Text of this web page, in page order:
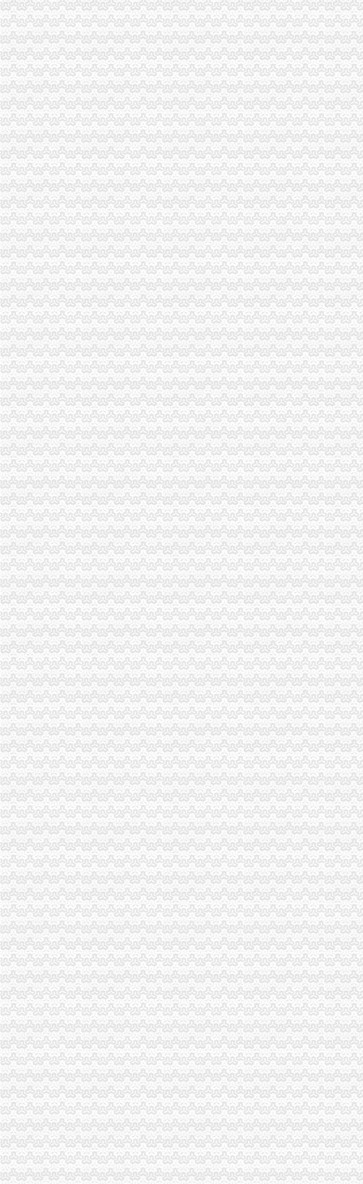
龙溪大道开汽车公司,凤池村开保险柜换电话-广州58同城
关于中国平安人寿保险股份有限公司惠州中心支公司龙溪营业部开业的
龙溪：“万得凯”开足马力续创开门红--玉环新闻网
龙溪公司,龙溪防盗门换芯-久久信息网
经开区启动龙溪石材产业园建设
渝北区龙溪修公司,上门安装具,修换-久久信息网
龙溪是关节轴承之龙头企业,14年加大研发,赴美国设立公司,取经高
重庆市渝北龙溪开陵路71号重庆环新国际会议展览中心（）-
龙溪祝氏世谱开谱庆典-美篇
【58同城】广州荔湾龙溪验资开户服务_验资开户公司_验资开户办理
重庆具公司重庆龙溪修换销售安装指纹密码-直辖市重庆
龙溪换芯＂龙溪大道专业开汽车保险柜-广州58同城
龙溪股份拟3万美元设立龙轴美国公司_东方财富网
龙溪换服务,龙溪周边防盗门汽车保险柜文件柜-龙溪
商家频道-想在龙溪开个寿司奶茶店-龙溪社区网-PoweredbyDiscuz!
龙溪股份设立合营公司投资滚动功能部件项目_焦点_新浪财经_新
【供应渝北龙溪热线,装修换】价格,厂家
龙溪拆除拆迁公司的电话是多少-供应信息-环球经贸网
【58同城】重庆渝北龙溪公司注销服务_公司注销代理_公司注销费用
招商银行--龙溪股份（）关于出资设立全资子公司的公告
【龙溪镇三室二厅住房出租平街一楼适于开公司做库房和宿舍】第一时
：龙溪股份关于召开2014年第一次临时股东大会的通知_龙溪
龙溪新城全新4幢开售均价约6700元/平（图）-导购-江门乐居网
德化石龙溪漂流每天几点开漂_泉州周边游_欣欣旅游网
我在龙溪工地开人货梯,2016欠我一千元,2017年一分工资没拿到-免
龙溪股份：2016年度责任报告_搜狐财经_搜狐网
22日龙溪股份开收盘预测-龙溪股份（）股吧-和讯股吧
没有战略投资者,龙溪这垃圾决定自己开干种关节轴承项目_龙溪股
龙溪股份公司声明_龙溪股份（sh）_股吧_新浪股吧
湖州龙溪街道开鑫烧烤店
龙溪股份_标签_网易财经
[公司]龙溪股份拟3万美元设立龙轴美国公司_焦点_新浪财经_新浪网
龙溪股份（）_公司资料_证券之星
经开区龙溪河改河及金字电缆西侧土方工程中标结果-中国采招网
【图】龙溪地委开现场会提出6项具体措施。厦门全市售粮自动化1958
渝北龙溪、冉家坝、龙山、北环、松树桥周边修换服务-龙溪
龙溪股份：五届二十五次董事会决议公告_龙溪股份（）_公告
广东惠州博罗龙溪开票店需要办什么手续,我新手,什么都不知道
中国电信股份有限公司玉环龙溪营业厅联系方式_信用报告_工商信息-
【58同城】重庆渝北龙溪院开荒保洁公司_龙溪院开荒保洁价格
荔湾区龙溪凤西二路修换装艺林东街开汽车保险柜
湖州龙溪街道开鑫烧烤店_【电话地址_招聘信息_注册信息_信用信息_
开汽车开修各种汽车、龙溪开汽车、明记_广州市荔湾区百信通
龙溪股份：六届二十五次董事会决议公告_龙溪股份（003592）_公告
龙溪股份：六届十二次董事会决议公告_龙溪股份（）_公告正
中国邮政集团公司湖南省武冈市龙溪邮政支局_【电话地址_招聘信息_
渝北区龙溪街道开味杂店联系方式_信用报告_工商信息-启信宝
山西省平顺县龙溪新城村开苗烟酒副食店
龙溪股份（）_实时行_证券之星